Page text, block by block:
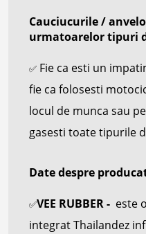
Cauciucurile /
urmatoarelor tipuri
✅ Fie ca esti un
fie ca folosesti
locul de munca sau
gasesti toate tipurile
Date despre
✅VEE RUBBER - este
integrat Thailandez